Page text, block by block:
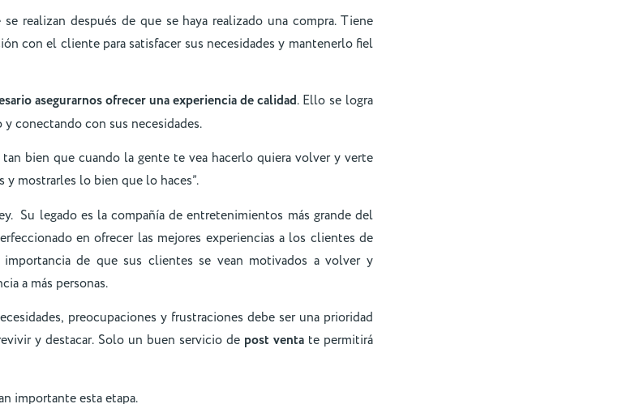
realizan después de que se haya realizado una compra. Tiene
con el cliente para satisfacer sus necesidades y mantenerlo fiel
asegurarnos ofrecer una experiencia de calidad. Ello se logra
conectando con sus necesidades.
tan bien que cuando la gente te vea hacerlo quiera volver y verte
y mostrarles lo bien que lo haces”.
Su legado es la compañía de entretenimientos más grande del
en ofrecer las mejores experiencias a los clientes de
de que sus clientes se vean motivados a volver y
a más personas.
preocupaciones y frustraciones debe ser una prioridad
y destacar. Solo un buen servicio de post ventate permitirá
importante esta etapa.